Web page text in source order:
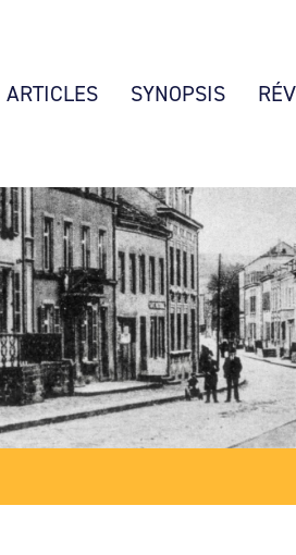
ARTICLES SYNOPSIS